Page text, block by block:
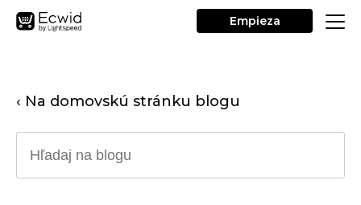
Empieza
‹ Na domovskú stránku blogu